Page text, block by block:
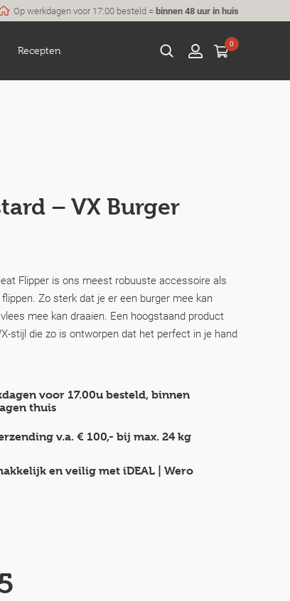
Op werkdagen voor 17:00 besteld =binnen 48 uur in huis
Recepten
0
– VX Burger
Flipper is ons meest robuuste accessoire als
Zo sterk dat je er een burger mee kan
mee kan draaien. Een hoogstaand product
stijl die zo is ontworpen dat het perfect in je hand
voor 17.00u besteld, binnen
thuis
v.a. € 100,- bij max. 24 kg
en veilig met iDEAL | Wero